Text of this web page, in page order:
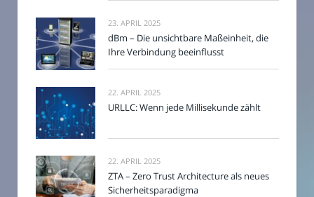
23. APRIL 2025
dBm – Die unsichtbare Maßeinheit, die
Ihre Verbindung beeinflusst
22. APRIL 2025
URLLC: Wenn jede Millisekunde zählt
22. APRIL 2025
ZTA – Zero Trust Architecture als neues
Sicherheitsparadigma